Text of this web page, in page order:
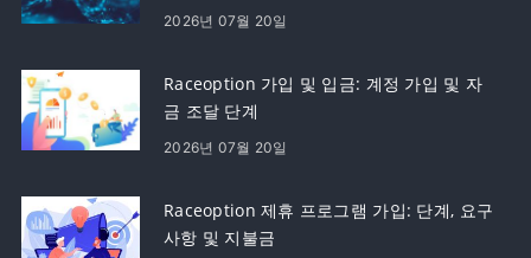
2026년 07월 20일
Raceoption 가입 및 입금: 계정 가입 및 자
금 조달 단계
2026년 07월 20일
Raceoption 제휴 프로그램 가입: 단계, 요구
사항 및 지불금